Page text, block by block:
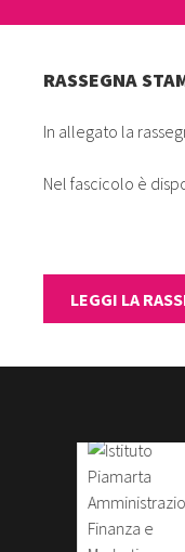
RASSEGNA
In allegato la
Nel fascicolo è
LEGGI LA